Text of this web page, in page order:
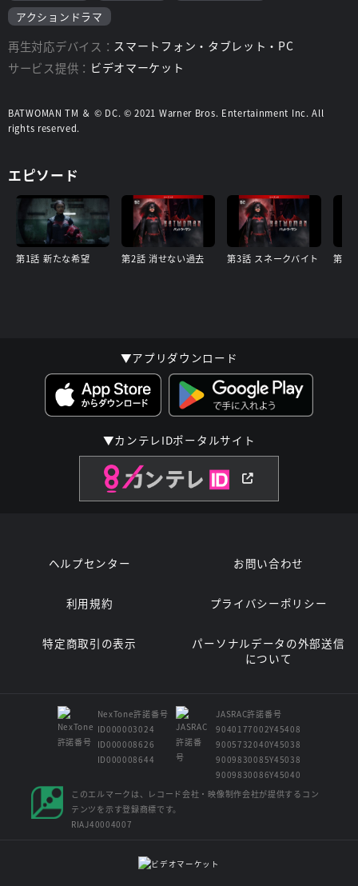
アクションドラマ
再生対応デバイス： スマートフォン・タブレット・PC
サービス提供： ビデオマーケット
BATWOMAN TM ＆ © DC. © 2021 Warner Bros. Entertainment Inc. All
rights reserved.
エピソード
第1話 新たな希望 第2話 消せない過去 第3話 スネークバイト 第4
▼アプリダウンロード
▼カンテレIDポータルサイト
ヘルプセンター お問い合わせ
利用規約 プライバシーポリシー
特定商取引の表示
パーソナルデータの外部送信
について
NexTone許諾番号
ID000003024
ID000008626
ID000008644
JASRAC許諾番号
9040177002Y45408
9005732040Y45038
9009830085Y45038
9009830086Y45040
このエルマークは、レコード会社・映像制作会社が提供するコン
テンツを示す登録商標です。
RIAJ40004007